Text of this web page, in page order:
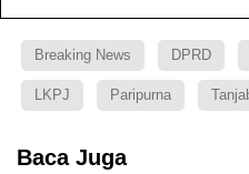
Breaking News DPRD
LKPJ Paripurna
Baca Juga